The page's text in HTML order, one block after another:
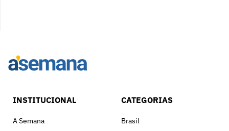
INSTITUCIONAL
A Semana
CATEGORIAS
Brasil